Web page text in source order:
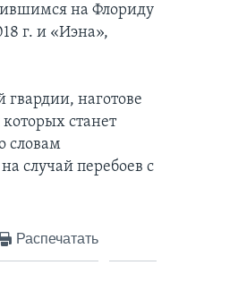
на Флориду
г. и «Иэна»,
наготове
станет
словам
случай перебоев с
Распечатать